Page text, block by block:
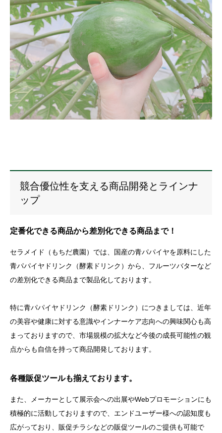
競合優位性を支える商品開発とラインナ
ップ
定番化できる商品から差別化できる商品まで！
セラメイド（もちだ農園）では、国産の青パパイヤを原料にした
青パパイヤドリンク（酵素ドリンク）から、フルーツバターなど
の差別化できる商品まで製品化しております。
特に青パパイヤドリンク（酵素ドリンク）につきましては、近年
の美容や健康に対する意識やインナーケア志向への興味関心も高
まっておりますので、市場規模の拡大など今後の成長可能性の観
点からも自信を持って商品開発しております。
各種販促ツールも揃えております。
また、メーカーとして展示会への出展やWebプロモーションにも
積極的に活動しておりますので、エンドユーザー様への認知度も
広がっており、販促チラシなどの販促ツールのご提供も可能で